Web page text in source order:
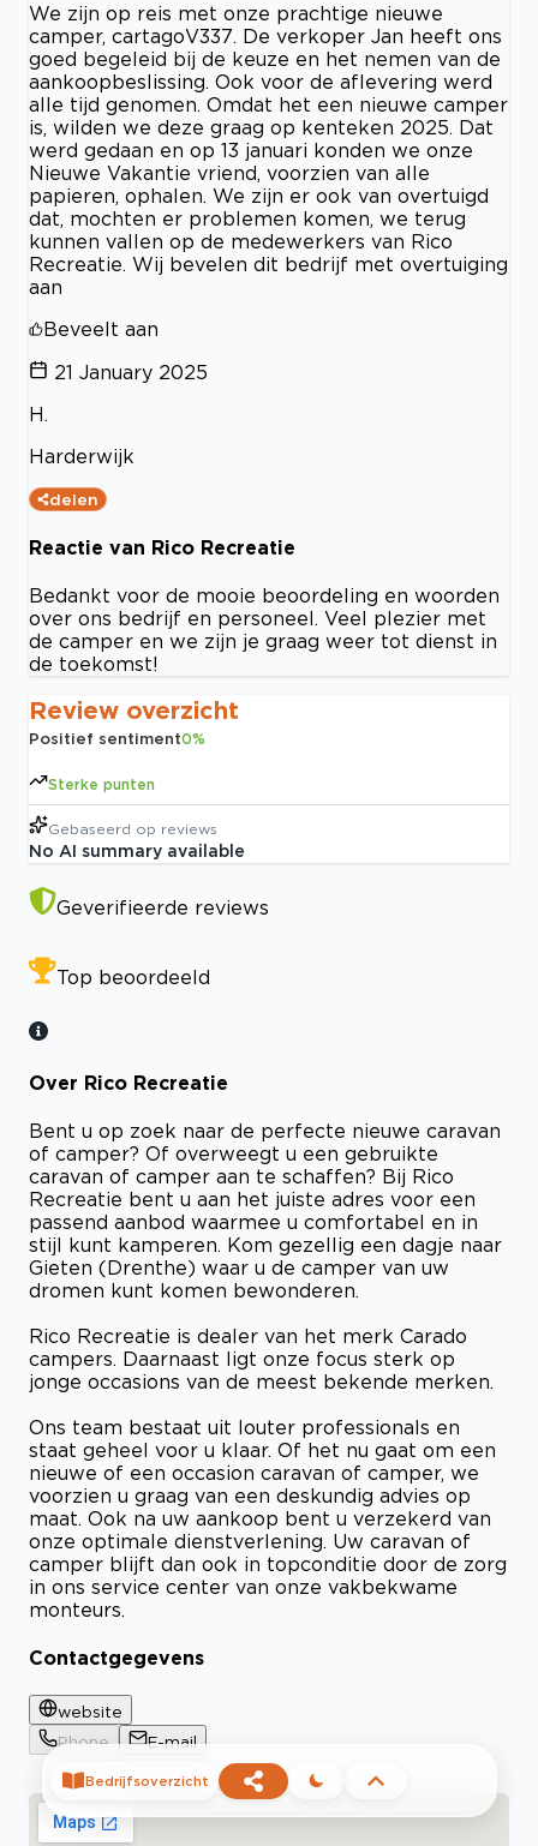
We zijn op reis met onze prachtige nieuwe
camper, cartagoV337. De verkoper Jan heeft ons
goed begeleid bij de keuze en het nemen van de
aankoopbeslissing. Ook voor de aflevering werd
alle tijd genomen. Omdat het een nieuwe camper
is, wilden we deze graag op kenteken 2025. Dat
werd gedaan en op 13 januari konden we onze
Nieuwe Vakantie vriend, voorzien van alle
papieren, ophalen. We zijn er ook van overtuigd
dat, mochten er problemen komen, we terug
kunnen vallen op de medewerkers van Rico
Recreatie. Wij bevelen dit bedrijf met overtuiging
aan
Beveelt aan
21 January 2025
H.
Harderwijk
delen
Reactie van Rico Recreatie
Bedankt voor de mooie beoordeling en woorden
over ons bedrijf en personeel. Veel plezier met
de camper en we zijn je graag weer tot dienst in
de toekomst!
Review overzicht
Positief sentiment0%
Sterke punten
Gebaseerd op reviews
No AI summary available
Geverifieerde reviews
Top beoordeeld
Over Rico Recreatie
Bent u op zoek naar de perfecte nieuwe caravan
of camper? Of overweegt u een gebruikte
caravan of camper aan te schaffen? Bij Rico
Recreatie bent u aan het juiste adres voor een
passend aanbod waarmee u comfortabel en in
stijl kunt kamperen. Kom gezellig een dagje naar
Gieten (Drenthe) waar u de camper van uw
dromen kunt komen bewonderen.
Rico Recreatie is dealer van het merk Carado
campers. Daarnaast ligt onze focus sterk op
jonge occasions van de meest bekende merken.
Ons team bestaat uit louter professionals en
staat geheel voor u klaar. Of het nu gaat om een
nieuwe of een occasion caravan of camper, we
voorzien u graag van een deskundig advies op
maat. Ook na uw aankoop bent u verzekerd van
onze optimale dienstverlening. Uw caravan of
camper blijft dan ook in topconditie door de zorg
in ons service center van onze vakbekwame
monteurs.
Contactgegevens
website
Phone
E-mail
Bedrijfsoverzicht